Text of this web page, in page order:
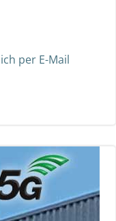
per E-Mail